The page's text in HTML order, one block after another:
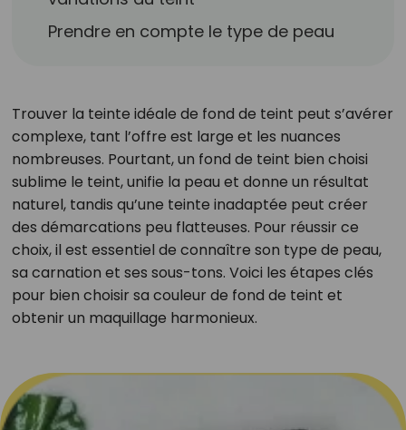
Prendre en compte le type de peau
Trouver la teinte idéale de fond de teint peut s’avérer
complexe, tant l’offre est large et les nuances
nombreuses. Pourtant, un fond de teint bien choisi
sublime le teint, unifie la peau et donne un résultat
naturel, tandis qu’une teinte inadaptée peut créer
des démarcations peu flatteuses. Pour réussir ce
choix, il est essentiel de connaître son type de peau,
sa carnation et ses sous-tons. Voici les étapes clés
pour bien choisir sa couleur de fond de teint et
obtenir un maquillage harmonieux.